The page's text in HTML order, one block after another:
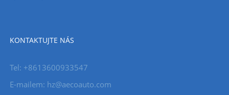
KONTAKTUJTE NÁS
Tel: +8613600933547
E-mailem: hz@aecoauto.com